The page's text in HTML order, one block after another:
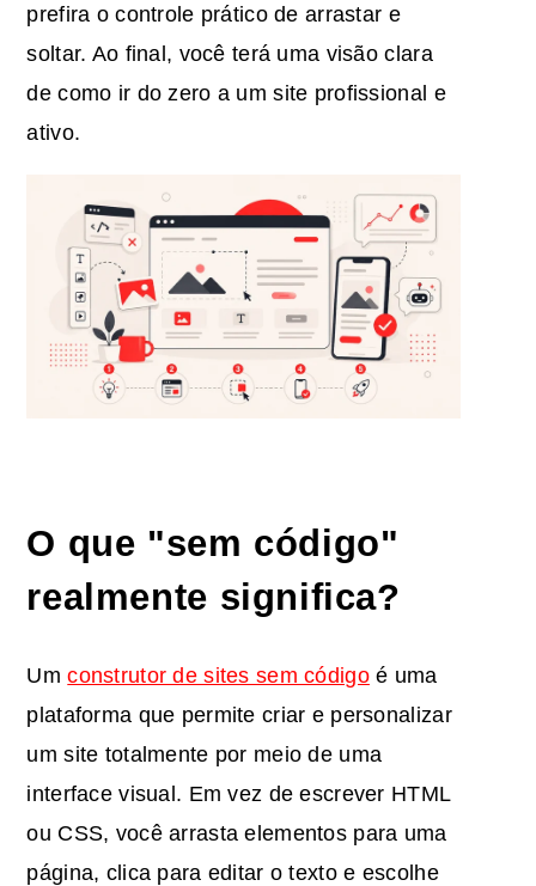
prefira o controle prático de arrastar e
soltar. Ao final, você terá uma visão clara
de como ir do zero a um site profissional e
ativo.
O que "sem código"
realmente significa?
Umconstrutor de sites sem códigoé uma
plataforma que permite criar e personalizar
um site totalmente por meio de uma
interface visual. Em vez de escrever HTML
ou CSS, você arrasta elementos para uma
página, clica para editar o texto e escolhe